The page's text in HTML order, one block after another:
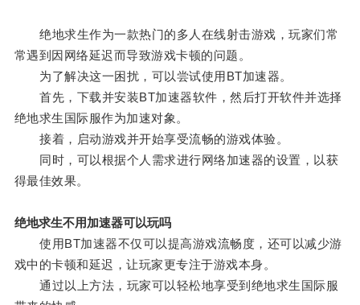
绝地求生作为一款热门的多人在线射击游戏，玩家们常
常遇到因网络延迟而导致游戏卡顿的问题。
为了解决这一困扰，可以尝试使用BT加速器。
首先，下载并安装BT加速器软件，然后打开软件并选择
绝地求生国际服作为加速对象。
接着，启动游戏并开始享受流畅的游戏体验。
同时，可以根据个人需求进行网络加速器的设置，以获
得最佳效果。
绝地求生不用加速器可以玩吗
使用BT加速器不仅可以提高游戏流畅度，还可以减少游
戏中的卡顿和延迟，让玩家更专注于游戏本身。
通过以上方法，玩家可以轻松地享受到绝地求生国际服